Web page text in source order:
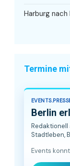
Harburg
Termine
Berlin
Redaktionell
Stadtleben,
Events